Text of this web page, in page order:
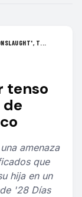
T...
tenso
amenaza
que
hija en un
'28 Días